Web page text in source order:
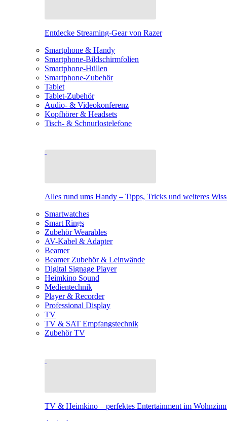
Entdecke Streaming-Gear von Razer
Smartphone & Handy
Smartphone-Bildschirmfolien
Smartphone-Hüllen
Smartphone-Zubehör
Tablet
Tablet-Zubehör
Audio- & Videokonferenz
Kopfhörer & Headsets
Tisch- & Schnurlostelefone
Alles rund ums Handy – Tipps, Tricks und weiteres
Smartwatches
Smart Rings
Zubehör Wearables
AV-Kabel & Adapter
Beamer
Beamer Zubehör & Leinwände
Digital Signage Player
Heimkino Sound
Medientechnik
Player & Recorder
Professional Display
TV
TV & SAT Empfangstechnik
Zubehör TV
TV & Heimkino – perfektes Entertainment im